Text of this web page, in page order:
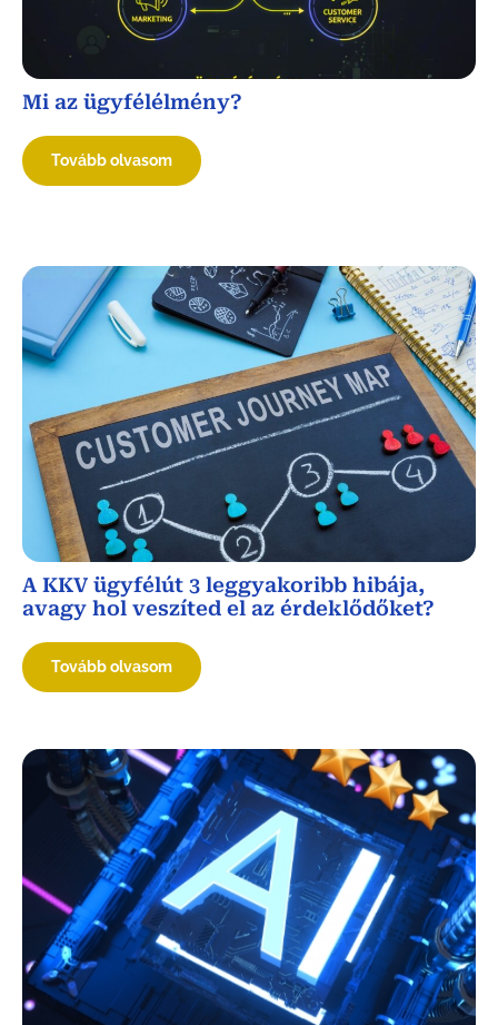
Mi az ügyfélélmény?
Tovább olvasom
A KKV ügyfélút 3 leggyakoribb hibája,
avagy hol veszíted el az érdeklődőket?
Tovább olvasom